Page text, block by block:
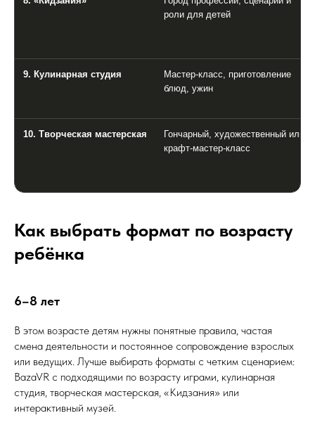
роли для детей
9. Кулинарная студия
Мастер-класс, приготовление
блюд, ужин
10. Творческая мастерская
Гончарный, художественный или
крафт-мастер-класс
Как выбрать формат по возрасту
ребёнка
6–8 лет
В этом возрасте детям нужны понятные правила, частая
смена деятельности и постоянное сопровождение взрослых
или ведущих. Лучше выбирать форматы с четким сценарием:
BazaVR с подходящими по возрасту играми, кулинарная
студия, творческая мастерская, «Кидзания» или
интерактивный музей.